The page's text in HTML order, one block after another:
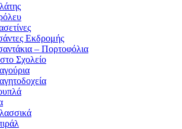
Εκδρομής
– Πορτοφόλια
Σχολείο